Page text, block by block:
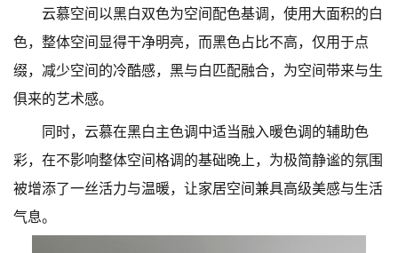
云慕空间以黑白双色为空间配色基调，使用大面积的白
色，整体空间显得干净明亮，而黑色占比不高，仅用于点
缀，减少空间的冷酷感，黑与白匹配融合，为空间带来与生
俱来的艺术感。
同时，云慕在黑白主色调中适当融入暖色调的辅助色
彩，在不影响整体空间格调的基础晚上，为极简静谧的氛围
被增添了一丝活力与温暖，让家居空间兼具高级美感与生活
气息。